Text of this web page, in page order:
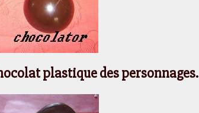
plastique des personnages.